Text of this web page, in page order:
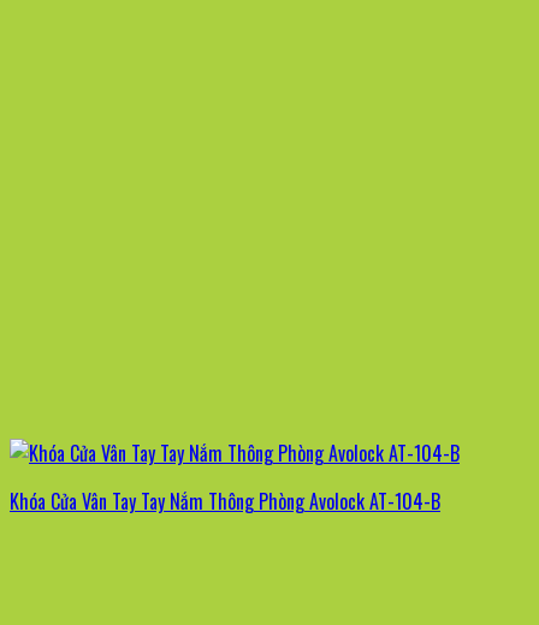
Khóa Cửa Vân Tay Tay Nắm Thông Phòng Avolock AT-104-B